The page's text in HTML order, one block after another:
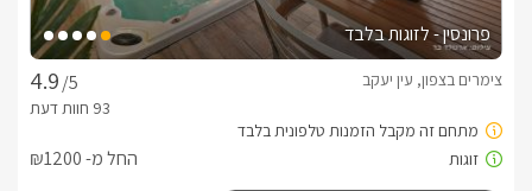
פרונסין - לזוגות בלבד
/5
צימרים בצפון, עין יעקב
החל מ- ₪1200